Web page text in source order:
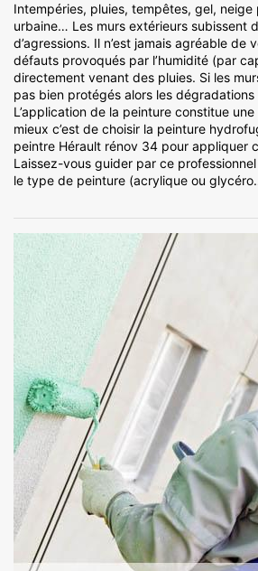
Intempéries, pluies, tempêtes, gel, neige
urbaine… Les murs extérieurs subissent
d’agressions. Il n’est jamais agréable de
défauts provoqués par l’humidité (par
directement venant des pluies. Si les
pas bien protégés alors les
L’application de la peinture constitue
mieux c’est de choisir la peinture
peintre Hérault rénov 34 pour appliquer
Laissez-vous guider par ce
le type de peinture (acrylique ou